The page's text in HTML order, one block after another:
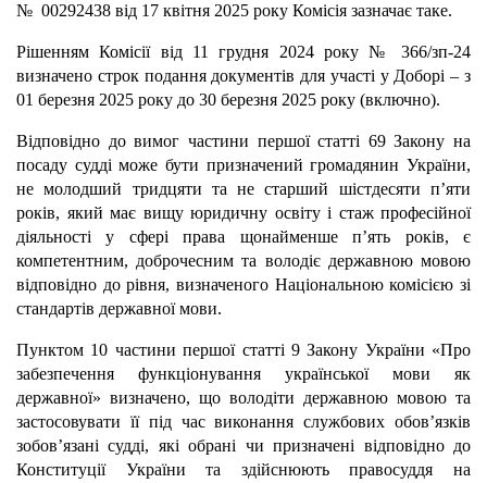
№ 00292438 від 17 квітня 2025 року Комісія зазначає таке.
Рішенням Комісії від 11 грудня 2024 року № 366/зп-24
визначено строк подання документів для участі у Доборі – з
01 березня 2025 року до 30 березня 2025 року (включно).
Відповідно до вимог частини першої статті 69 Закону на
посаду судді може бути призначений громадянин України,
не молодший тридцяти та не старший шістдесяти п’яти
років, який має вищу юридичну освіту і стаж професійної
діяльності у сфері права щонайменше п’ять років, є
компетентним, доброчесним та володіє державною мовою
відповідно до рівня, визначеного Національною комісією зі
стандартів державної мови.
Пунктом 10 частини першої статті 9 Закону України «Про
забезпечення функціонування української мови як
державної» визначено, що володіти державною мовою та
застосовувати її під час виконання службових обов’язків
зобов’язані судді, які обрані чи призначені відповідно до
Конституції України та здійснюють правосуддя на